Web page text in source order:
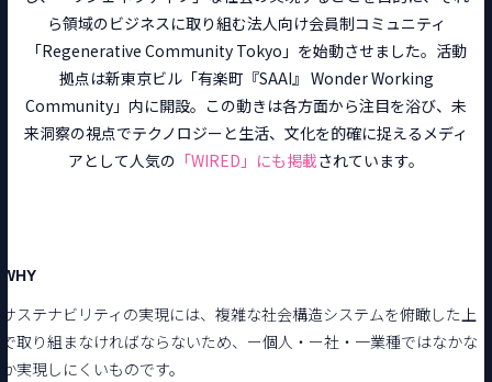
ら領域のビジネスに取り組む法人向け会員制コミュニティ
「Regenerative Community Tokyo」を始動させました。活動
拠点は新東京ビル「有楽町『SAAI』 Wonder Working
Community」内に開設。この動きは各方面から注目を浴び、未
来洞察の視点でテクノロジーと生活、文化を的確に捉えるメディ
アとして人気の 「WIRED」にも掲載されています。
WHY
サステナビリティの実現には、複雑な社会構造システムを俯瞰した上
で取り組まなければならないため、ー個人・ー社・一業種ではなかな
か実現しにくいものです。